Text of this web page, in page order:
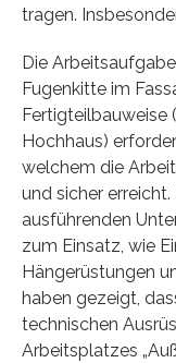
tragen.
Die
Fugenkitte im
Fertigteilbauweise
Hochhaus)
welchem die
und sicher
ausführenden
zum Einsatz, wie
Hängerüstungen
haben gezeigt,
technischen
Arbeitsplatzes